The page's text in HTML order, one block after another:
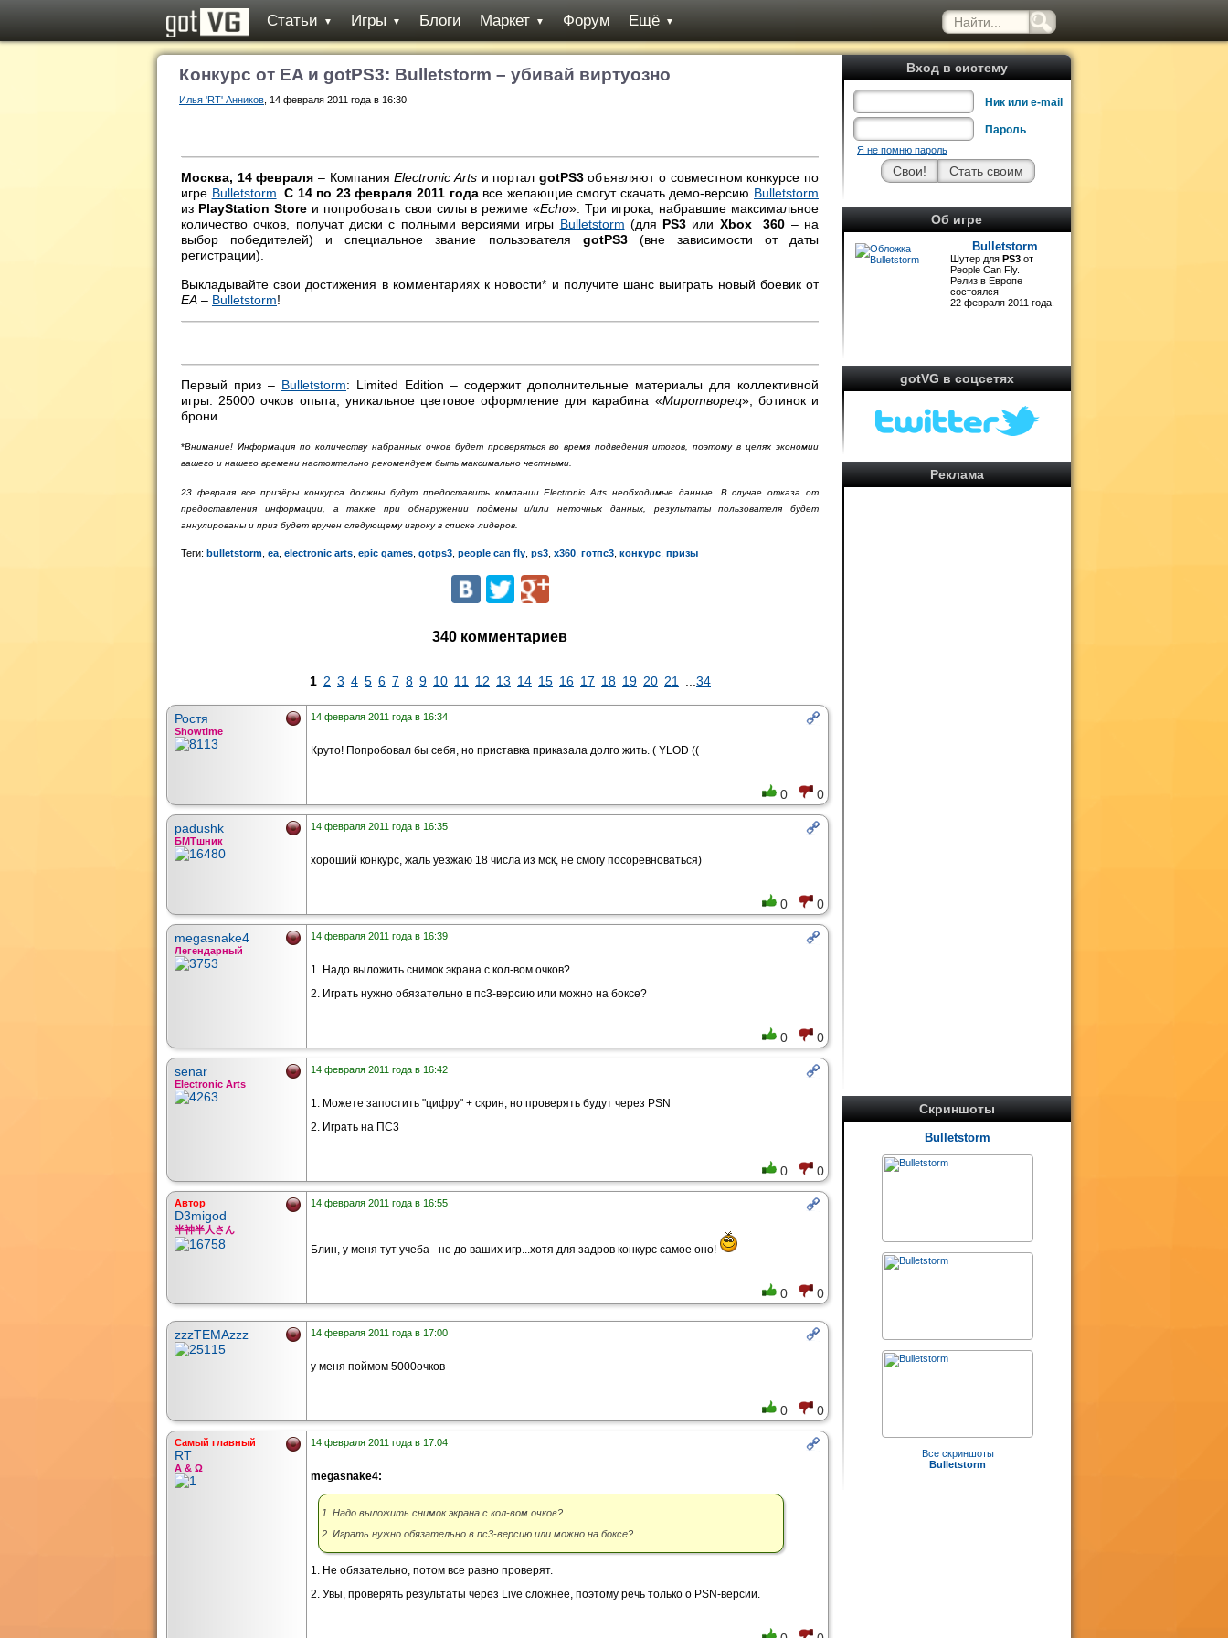
Статьи ▼ Игры ▼ Блоги Маркет ▼ Форум Ещё ▼
Вход в систему
Ник или e-mail
Пароль
Я не помню пароль
Об игре
Bulletstorm
Шутер для PS3 от
People Can Fly.
Релиз в Европе
состоялся
22 февраля 2011 года.
gotVG в соцсетях
Реклама
Скриншоты
Bulletstorm
Все скриншоты
Bulletstorm
Конкурс от EA и gotPS3: Bulletstorm – убивай виртуозно
Илья 'RT' Анников , 14 февраля 2011 года в 16:30
Москва, 14 февраля – КомпанияElectronic Artsи портал gotPS3объявляют о совместном конкурсе по
игре Bulletstorm .С 14 по 23 февраля 2011 годавсе желающие смогут скачать демо-версию Bulletstorm
из PlayStation Storeи попробовать свои силы в режиме «Echo». Три игрока, набравшие максимальное
количество очков, получат диски с полными версиями игры Bulletstorm (для PS3 или Xbox 360 – на
выбор победителей) и специальное звание пользователя gotPS3(вне зависимости от даты
регистрации).
Выкладывайте свои достижения в комментариях к новости* и получите шанс выиграть новый боевик от
ЕА – Bulletstorm!
Первый приз – Bulletstorm: Limited Edition – содержит дополнительные материалы для коллективной
игры: 25000 очков опыта, уникальное цветовое оформление для карабина «Миротворец», ботинок и
брони.
*Внимание! Информация по количеству набранных очков будет проверяться во время подведения итогов, поэтому в целях экономии
вашего и нашего времени настоятельно рекомендуем быть максимально честными.
23 февраля все призёры конкурса должны будут предоставить компании Electronic Arts необходимые данные. В случае отказа от
предоставления информации, а также при обнаружении подмены и/или неточных данных, результаты пользователя будет
аннулированы и приз будет вручен следующему игроку в списке лидеров.
Теги: bulletstorm ea electronic arts epic games gotps3 people can fly ps3 x360 готпс3 конкурс призы
340 комментариев
1 2 3 4 5 6 7 8 9 10 11 12 13 14 15 16 17 18 19 20 21 34
Ростя
Showtime
14 февраля 2011 года в 16:34
Круто! Попробовал бы себя, но приставка приказала долго жить. ( YLOD ((
0 0
padushk
БМТшник
14 февраля 2011 года в 16:35
хороший конкурс, жаль уезжаю 18 числа из мск, не смогу посоревноваться)
0 0
megasnake4
Легендарный
14 февраля 2011 года в 16:39
1. Надо выложить снимок экрана с кол-вом очков?
2. Играть нужно обязательно в пс3-версию или можно на боксе?
0 0
senar
Electronic Arts
14 февраля 2011 года в 16:42
1. Можете запостить "цифру" + скрин, но проверять будут через PSN
2. Играть на ПС3
0 0
Автор
D3migod
半神半人さん
14 февраля 2011 года в 16:55
Блин, у меня тут учеба - не до ваших игр...хотя для задров конкурс самое оно!
0 0
zzzTEMAzzz 14 февраля 2011 года в 17:00
у меня поймом 5000очков
0 0
Самый главный
RT
Α & Ω
14 февраля 2011 года в 17:04
megasnake4:
1. Надо выложить снимок экрана с кол-вом очков?
2. Играть нужно обязательно в пс3-версию или можно на боксе?
1. Не обязательно, потом все равно проверят.
2. Увы, проверять результаты через Live сложнее, поэтому речь только о PSN-версии.